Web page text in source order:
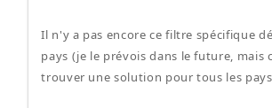
Il n'y a pas encore ce filtre spécifique
pays (je le prévois dans le future, mais
trouver une solution pour tous les